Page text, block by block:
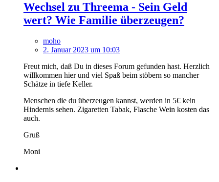
Wechsel zu Threema - Sein Geld
wert? Wie Familie überzeugen?
moho
2. Januar 2023 um 10:03
Freut mich, daß Du in dieses Forum gefunden hast. Herzlich
willkommen hier und viel Spaß beim stöbern so mancher
Schätze in tiefe Keller.
Menschen die du überzeugen kannst, werden in 5€ kein
Hindernis sehen. Zigaretten Tabak, Flasche Wein kosten das
auch.
Gruß
Moni